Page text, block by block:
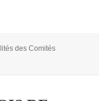
des Comités